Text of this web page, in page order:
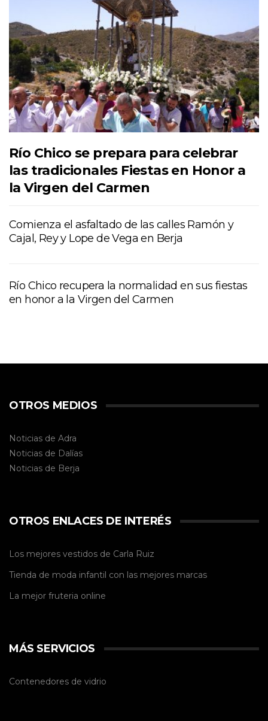
Río Chico se prepara para celebrar
las tradicionales Fiestas en Honor a
la Virgen del Carmen
Comienza el asfaltado de las calles Ramón y
Cajal, Rey y Lope de Vega en Berja
Río Chico recupera la normalidad en sus fiestas
en honor a la Virgen del Carmen
OTROS MEDIOS
Noticias de Adra
Noticias de Dalías
Noticias de Berja
OTROS ENLACES DE INTERÉS
Los mejores vestidos de Carla Ruiz
Tienda de moda infantil con las mejores marcas
La mejor fruteria online
MÁS SERVICIOS
Contenedores de vidrio